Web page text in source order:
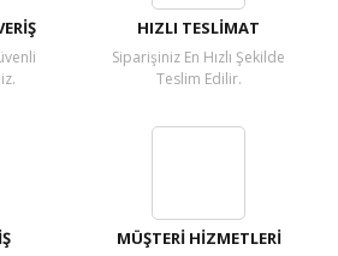
HIZLI TESLİMAT
Siparişiniz En Hızlı Şekilde
Teslim Edilir.
MÜŞTERİ HİZMETLERİ